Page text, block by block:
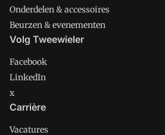
Onderdelen & accessoires
Beurzen & evenementen
Volg Tweewieler
Facebook
LinkedIn
x
Carrière
Vacatures